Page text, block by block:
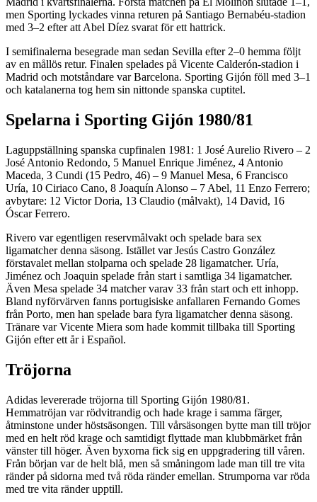
men Sporting lyckades vinna returen på Santiago Bernabéu-stadion
med 3–2 efter att Abel Díez svarat för ett hattrick.
I semifinalerna besegrade man sedan Sevilla efter 2–0 hemma följt
av en mållös retur. Finalen spelades på Vicente Calderón-stadion i
Madrid och motståndare var Barcelona. Sporting Gijón föll med 3–1
och katalanerna tog hem sin nittonde spanska cuptitel.
Spelarna i Sporting Gijón 1980/81
Laguppställning spanska cupfinalen 1981: 1 José Aurelio Rivero – 2
José Antonio Redondo, 5 Manuel Enrique Jiménez, 4 Antonio
Maceda, 3 Cundi (15 Pedro, 46) – 9 Manuel Mesa, 6 Francisco
Uría, 10 Ciriaco Cano, 8 Joaquín Alonso – 7 Abel, 11 Enzo Ferrero;
avbytare: 12 Victor Doria, 13 Claudio (målvakt), 14 David, 16
Óscar Ferrero.
Rivero var egentligen reservmålvakt och spelade bara sex
ligamatcher denna säsong. Istället var Jesús Castro González
förstavalet mellan stolparna och spelade 28 ligamatcher. Uría,
Jiménez och Joaquin spelade från start i samtliga 34 ligamatcher.
Även Mesa spelade 34 matcher varav 33 från start och ett inhopp.
Bland nyförvärven fanns portugisiske anfallaren Fernando Gomes
från Porto, men han spelade bara fyra ligamatcher denna säsong.
Tränare var Vicente Miera som hade kommit tillbaka till Sporting
Gijón efter ett år i Español.
Tröjorna
Adidas levererade tröjorna till Sporting Gijón 1980/81.
Hemmatröjan var rödvitrandig och hade krage i samma färger,
åtminstone under höstsäsongen. Till vårsäsongen bytte man till tröjor
med en helt röd krage och samtidigt flyttade man klubbmärket från
vänster till höger. Även byxorna fick sig en uppgradering till våren.
Från början var de helt blå, men så småningom lade man till tre vita
ränder på sidorna med två röda ränder emellan. Strumporna var röda
med tre vita ränder upptill.